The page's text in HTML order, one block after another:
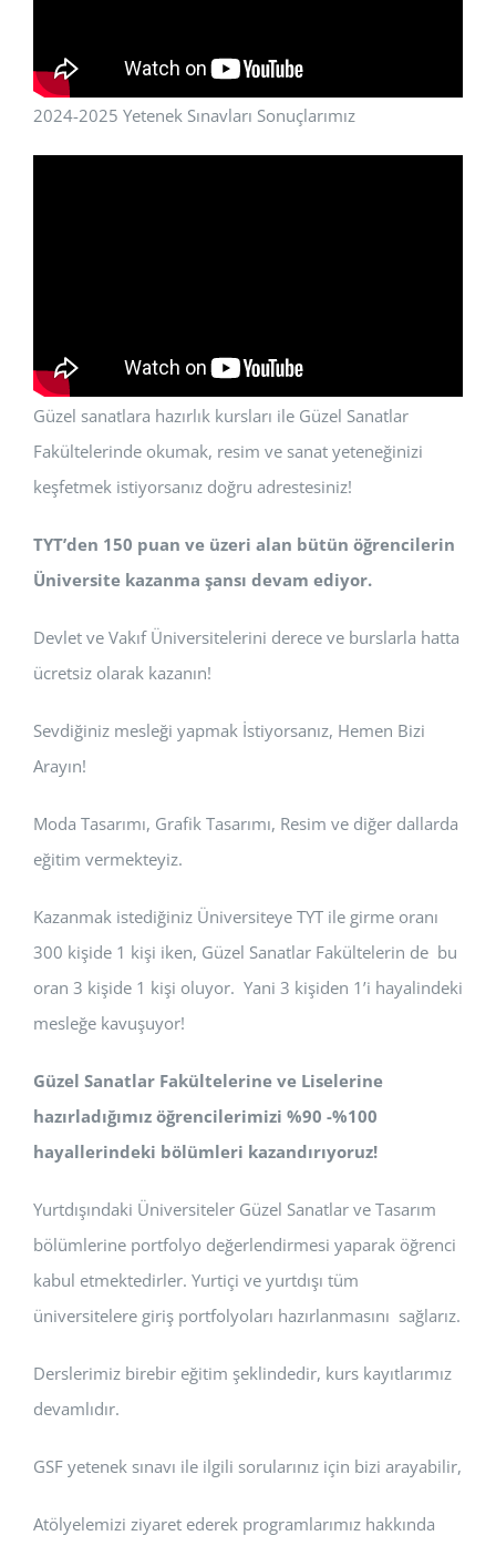
2024-2025 Yetenek Sınavları Sonuçlarımız
Güzel sanatlara hazırlık kursları ile Güzel Sanatlar
Fakültelerinde okumak, resim ve sanat yeteneğinizi
keşfetmek istiyorsanız doğru adrestesiniz!
TYT’den 150 puan ve üzeri alan bütün öğrencilerin
Üniversite kazanma şansı devam ediyor.
Devlet ve Vakıf Üniversitelerini derece ve burslarla hatta
ücretsiz olarak kazanın!
Sevdiğiniz mesleği yapmak İstiyorsanız, Hemen Bizi
Arayın!
Moda Tasarımı, Grafik Tasarımı, Resim ve diğer dallarda
eğitim vermekteyiz.
Kazanmak istediğiniz Üniversiteye TYT ile girme oranı
300 kişide 1 kişi iken, Güzel Sanatlar Fakültelerin de bu
oran 3 kişide 1 kişi oluyor. Yani 3 kişiden 1’i hayalindeki
mesleğe kavuşuyor!
Güzel Sanatlar Fakültelerine ve Liselerine
hazırladığımız öğrencilerimizi %90 -%100
hayallerindeki bölümleri kazandırıyoruz!
Yurtdışındaki Üniversiteler Güzel Sanatlar ve Tasarım
bölümlerine portfolyo değerlendirmesi yaparak öğrenci
kabul etmektedirler. Yurtiçi ve yurtdışı tüm
üniversitelere giriş portfolyoları hazırlanmasını sağlarız.
Derslerimiz birebir eğitim şeklindedir, kurs kayıtlarımız
devamlıdır.
GSF yetenek sınavı ile ilgili sorularınız için bizi arayabilir,
Atölyelemizi ziyaret ederek programlarımız hakkında